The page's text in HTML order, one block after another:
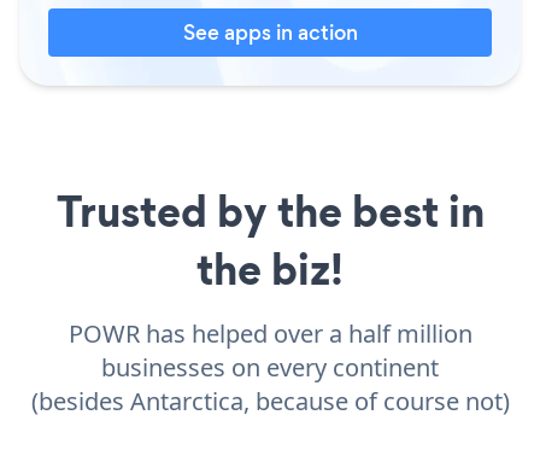
See apps in action
Trusted by the best in
the biz!
POWR has helped over a half million
businesses on every continent
(besides Antarctica, because of course not)